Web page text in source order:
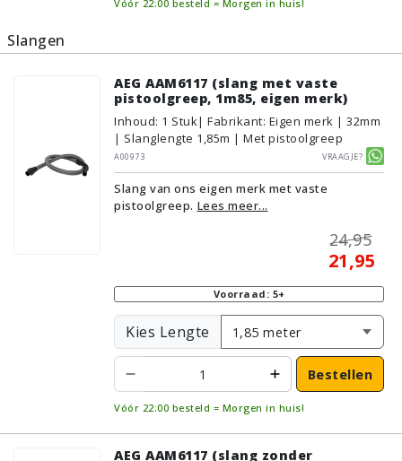
Vóór 22:00 besteld = Morgen in huis!
Slangen
AEG AAM6117 (slang met vaste
pistoolgreep, 1m85, eigen merk)
Inhoud: 1 Stuk| Fabrikant: Eigen merk | 32mm
| Slanglengte 1,85m | Met pistoolgreep
A00973
Vraagje?
Slang van ons eigen merk met vaste
pistoolgreep. Lees meer...
24,95
21,95
Voorraad: 5+
Kies Lengte
Bestellen
Vóór 22:00 besteld = Morgen in huis!
AEG AAM6117 (slang zonder